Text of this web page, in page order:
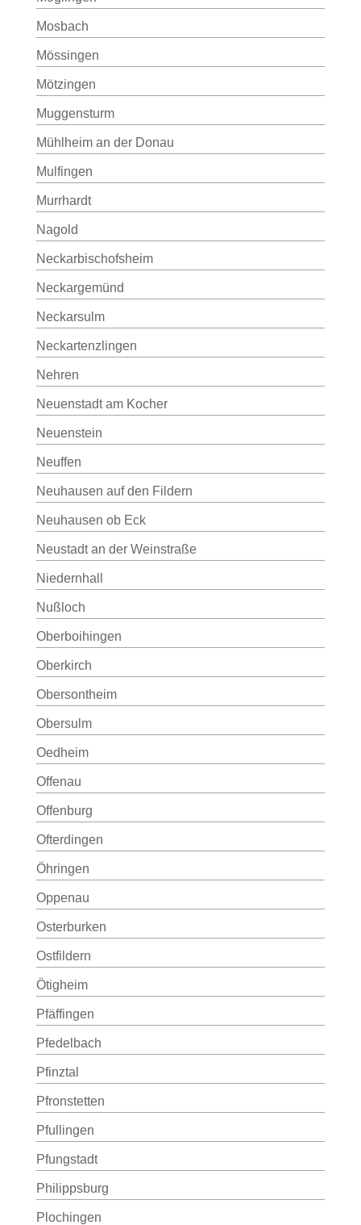
Mosbach
Mössingen
Mötzingen
Muggensturm
Mühlheim an der Donau
Mulfingen
Murrhardt
Nagold
Neckarbischofsheim
Neckargemünd
Neckarsulm
Neckartenzlingen
Nehren
Neuenstadt am Kocher
Neuenstein
Neuffen
Neuhausen auf den Fildern
Neuhausen ob Eck
Neustadt an der Weinstraße
Niedernhall
Nußloch
Oberboihingen
Oberkirch
Obersontheim
Obersulm
Oedheim
Offenau
Offenburg
Ofterdingen
Öhringen
Oppenau
Osterburken
Ostfildern
Ötigheim
Pfäffingen
Pfedelbach
Pfinztal
Pfronstetten
Pfullingen
Pfungstadt
Philippsburg
Plochingen